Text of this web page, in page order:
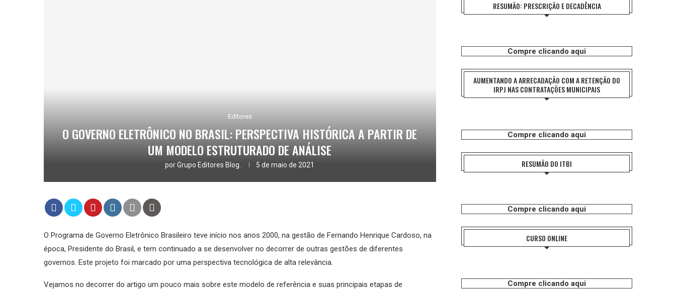
Editores
O GOVERNO ELETRÔNICO NO BRASIL: PERSPECTIVA HISTÓRICA A PARTIR DE
UM MODELO ESTRUTURADO DE ANÁLISE
porGrupo Editores Blog. 5 de maio de 2021
O Programa de Governo Eletrônico Brasileiro teve início nos anos 2000, na gestão de Fernando Henrique Cardoso, na
época, Presidente do Brasil, e tem continuado a se desenvolver no decorrer de outras gestões de diferentes
governos. Este projeto foi marcado por uma perspectiva tecnológica de alta relevância.
Vejamos no decorrer do artigo um pouco mais sobre este modelo de referência e suas principais etapas de
RESUMÃO: PRESCRIÇÃO E DECADÊNCIA
Compre clicando aqui
AUMENTANDO A ARRECADAÇÃO COM A RETENÇÃO DO
IRPJ NAS CONTRATAÇÕES MUNICIPAIS
Compre clicando aqui
RESUMÃO DO ITBI
Compre clicando aqui
CURSO ONLINE
Compre clicando aqui